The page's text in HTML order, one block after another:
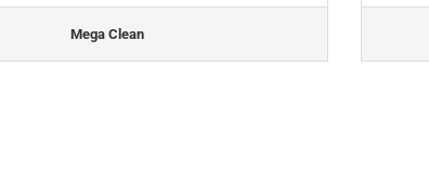
Mega Clean